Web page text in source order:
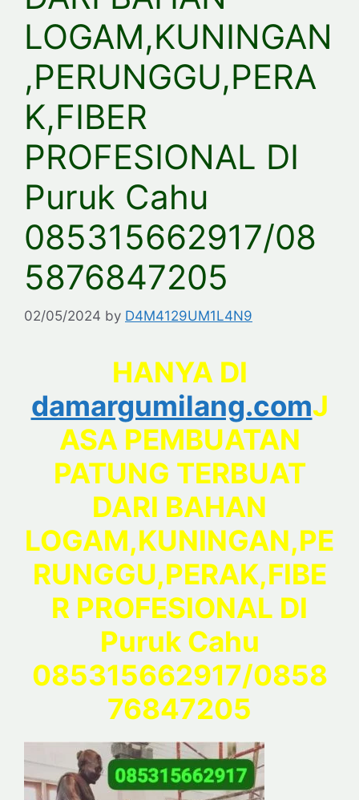
LOGAM,KUNINGAN
,PERUNGGU,PERA
K,FIBER
PROFESIONAL DI
Puruk Cahu
085315662917/08
5876847205
02/05/2024 by D4M4129UM1L4N9
HANYA DI
damargumilang.comJ
ASA PEMBUATAN
PATUNG TERBUAT
DARI BAHAN
LOGAM,KUNINGAN,PE
RUNGGU,PERAK,FIBE
R PROFESIONAL DI
Puruk Cahu
085315662917/0858
76847205